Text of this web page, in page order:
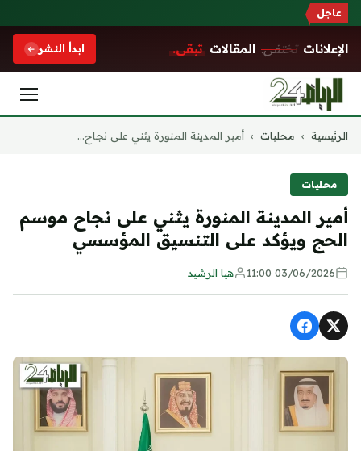
عاجل
الإعلانات تختفي. المقالات تبقى. ابدأ النشر
التجاوز
الرئيسية › محليات › أمير المدينة المنورة يثني على نجاح...
محليات
أمير المدينة المنورة يثني على نجاح موسم
الحج ويؤكد على التنسيق المؤسسي
03/06/2026 11:00 هيا الرشيد